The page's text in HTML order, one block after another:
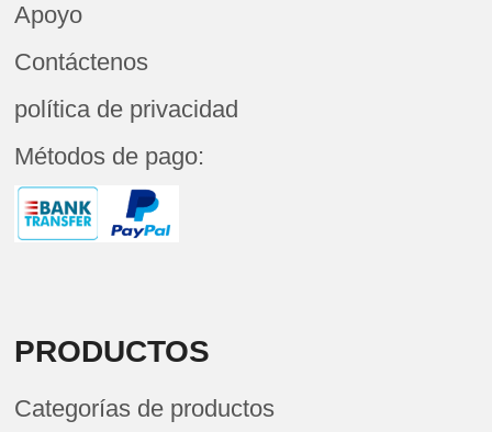
Apoyo
Contáctenos
política de privacidad
Métodos de pago:
PRODUCTOS
Categorías de productos